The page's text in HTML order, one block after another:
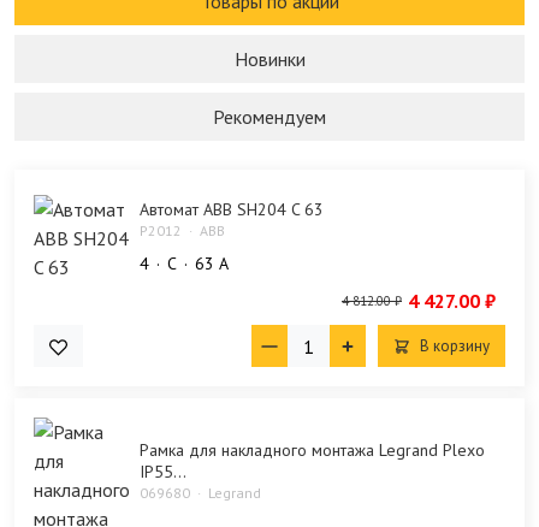
Новинки
Рекомендуем
Автомат ABB SH204 C 63
P2012 ABB
4 C 63 А
4 812.00 ₽ 4 427.00 ₽
В корзину
Рамка для накладного монтажа Legrand Plexo
IP55...
069680 Legrand